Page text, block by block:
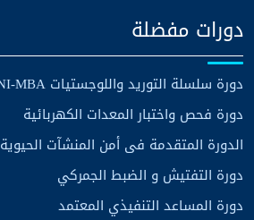
دورات مفضلة
دورة سلسلة التوريد واللوجستيات MINI-MBA
دورة فحص واختبار المعدات الكهربائية
الدورة المتقدمة فى أمن المنشآت الحيوية
دورة التفتيش و الضبط الجمركي
دورة المساعد التنفيذي المعتمد